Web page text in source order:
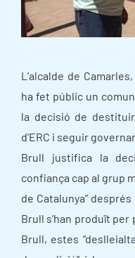
L’alcalde de
ha fet públic un
la decisió de
d’ERC i seguir
Brull justifica la
confiança cap al grup
de Catalunya”
Brull s’han produït per
Brull, estes